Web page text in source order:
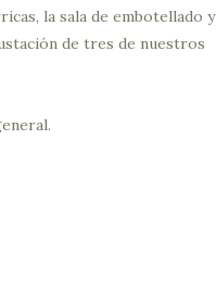
la sala de embotellado y
de tres de nuestros